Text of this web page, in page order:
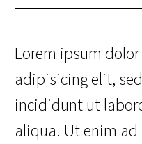
Lorem ipsum
adipisicing elit,
incididunt ut
aliqua. Ut enim